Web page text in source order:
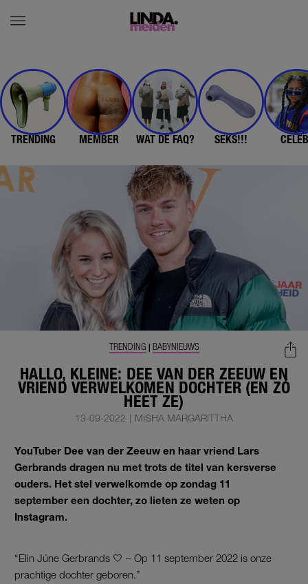
TRENDING MEMBER WAT DE FAQ? SEKS!!!
HALLO, KLEINE: DEE VAN DER ZEEUW EN
VRIEND VERWELKOMEN DOCHTER (EN ZÓ
HEET ZE)
TRENDING | BABYNIEUWS
13-09-2022 | MISHA MARGARITTHA
YouTuber Dee van der Zeeuw en haar vriend Lars
Gerbrands dragen nu met trots de titel van kersverse
ouders. Het stel verwelkomde op zondag 11
september een dochter, zo lieten ze weten op
Instagram.
“Elin Júne Gerbrands 🤍 – Op 11 september 2022 is onze
prachtige dochter geboren.”